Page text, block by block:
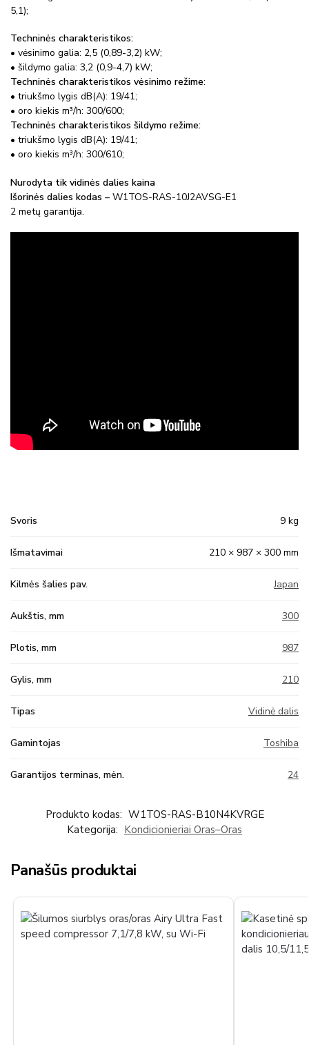
5,1);
Techninės charakteristikos:
• vėsinimo galia: 2,5 (0,89-3,2) kW;
• šildymo galia: 3,2 (0,9-4,7) kW;
Techninės charakteristikos vėsinimo režime:
• triukšmo lygis dB(A): 19/41;
• oro kiekis m³/h: 300/600;
Techninės charakteristikos šildymo režime:
• triukšmo lygis dB(A): 19/41;
• oro kiekis m³/h: 300/610;
Nurodyta tik vidinės dalies kaina
Išorinės dalies kodas – W1TOS-RAS-10J2AVSG-E1
2 metų garantija.
Svoris 9 kg
Išmatavimai 210 × 987 × 300 mm
Kilmės šalies pav. Japan
Aukštis, mm 300
Plotis, mm 987
Gylis, mm 210
Tipas Vidinė dalis
Gamintojas Toshiba
Garantijos terminas, mėn. 24
Produkto kodas: W1TOS-RAS-B10N4KVRGE
Kategorija: Kondicionieriai Oras–Oras
Panašūs produktai